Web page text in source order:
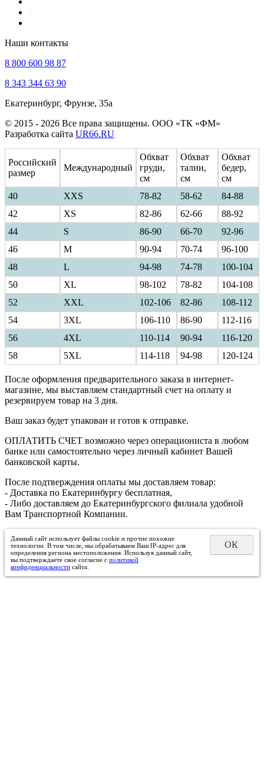
Наши контакты
8 800 600 98 87
8 343 344 63 90
Екатеринбург, Фрунзе, 35а
© 2015 - 2026 Все права защищены. ООО «ТК «ФМ»
Разработка сайта UR66.RU
Российский
размер
Международный
Обхват
груди,
см
Обхват
талии,
см
Обхват
бедер,
см
40
ХXS 78-82 58-62
84-88
42
XS 82-86 62-66
88-92
44
S 86-90 66-70
92-96
46
M 90-94 70-74
96-100
48
L 94-98 74-78
100-104
50
XL 98-102 78-82
104-108
52
XXL 102-106 82-86
108-112
54
3XL 106-110 86-90
112-116
56
4XL 110-114 90-94
116-120
58
5XL 114-118 94-98 120-124
После оформления предварительного заказа в интернет-
магазине, мы выставляем стандартный счет на оплату и
резервируем товар на 3 дня.
Ваш заказ будет упакован и готов к отправке.
ОПЛАТИТЬ СЧЕТ возможно через операциониста в любом
банке или самостоятельно через личный кабинет Вашей
банковской карты.
После подтверждения оплаты мы доставляем товар:
- Доставка по Екатеринбургу бесплатная,
- Либо доставляем до Екатеринбургского филиала удобной
Вам Транспортной Компании.
Данный сайт использует файлы cookie и прочие похожие
технологии. В том числе, мы обрабатываем Ваш IP-адрес для
определения региона местоположения. Используя данный сайт,
вы подтверждаете свое согласие с политикой
конфиденциальности сайта.
ОК